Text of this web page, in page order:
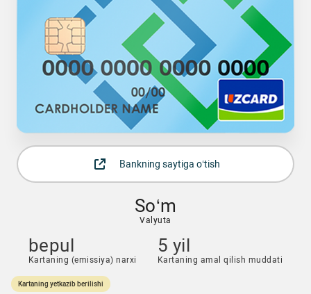
Bankning saytiga o‘tish
So‘m
Valyuta
bepul
Kartaning (emissiya) narxi
5 yil
Kartaning amal qilish muddati
Kartaning yetkazib berilishi